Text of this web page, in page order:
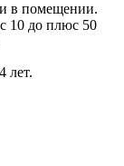
в помещении.
10 до плюс 50
лет.